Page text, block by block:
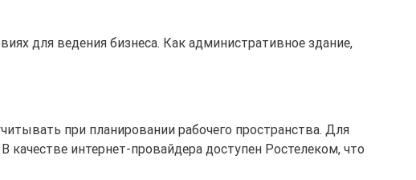
для ведения бизнеса. Как административное здание,
при планировании рабочего пространства. Для
качестве интернет-провайдера доступен Ростелеком, что